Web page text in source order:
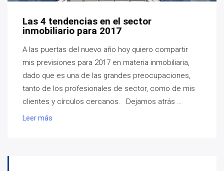
Las 4 tendencias en el sector
inmobiliario para 2017
A las puertas del nuevo año hoy quiero compartir
mis previsiones para 2017 en materia inmobiliaria,
dado que es una de las grandes preocupaciones,
tanto de los profesionales de sector, como de mis
clientes y círculos cercanos. Dejamos atrás ...
Leer más